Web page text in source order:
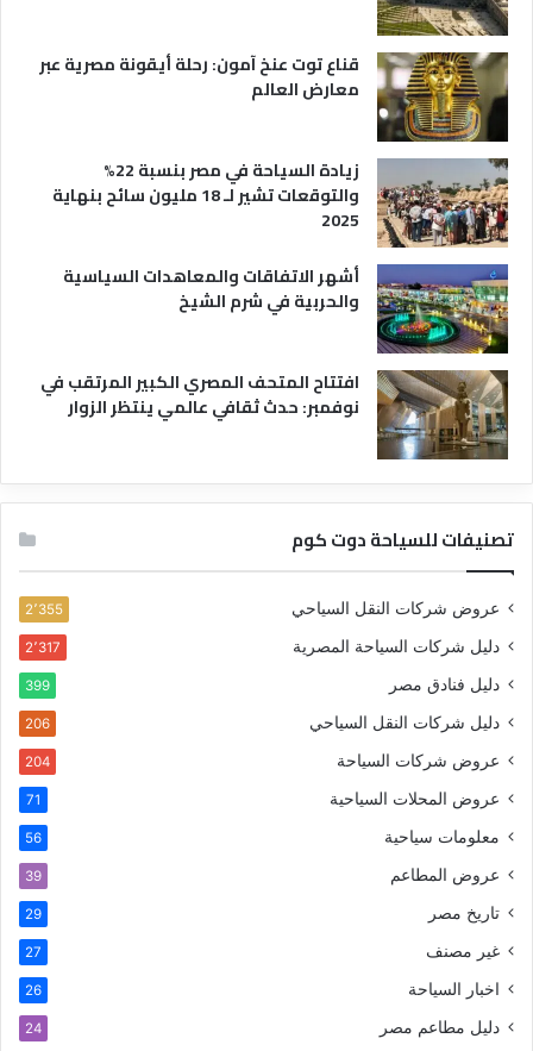
قناع توت عنخ آمون: رحلة أيقونة مصرية عبر
معارض العالم
زيادة السياحة في مصر بنسبة 22%
والتوقعات تشير لـ 18 مليون سائح بنهاية
2025
أشهر الاتفاقات والمعاهدات السياسية
والحربية في شرم الشيخ
افتتاح المتحف المصري الكبير المرتقب في
نوفمبر: حدث ثقافي عالمي ينتظر الزوار
تصنيفات للسياحة دوت كوم
عروض شركات النقل السياحي 2٬355
دليل شركات السياحة المصرية 2٬317
دليل فنادق مصر 399
دليل شركات النقل السياحي 206
عروض شركات السياحة 204
عروض المحلات السياحية 71
معلومات سياحية 56
عروض المطاعم 39
تاريخ مصر 29
غير مصنف 27
اخبار السياحة 26
دليل مطاعم مصر 24